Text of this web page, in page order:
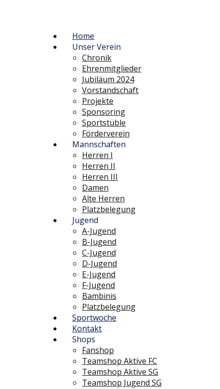
Home
Unser Verein
Chronik
Ehrenmitglieder
Jubiläum 2024
Vorstandschaft
Projekte
Sponsoring
Sportstüble
Förderverein
Mannschaften
Herren I
Herren II
Herren III
Damen
Alte Herren
Platzbelegung
Jugend
A-Jugend
B-Jugend
C-Jugend
D-Jugend
E-Jugend
F-Jugend
Bambinis
Platzbelegung
Sportwoche
Kontakt
Shops
Fanshop
Teamshop Aktive FC
Teamshop Aktive SG
Teamshop Jugend SG